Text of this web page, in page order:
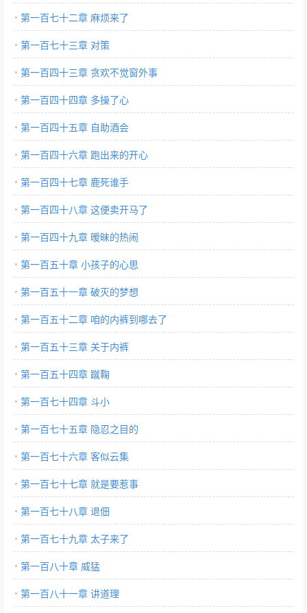
第一百七十二章 麻烦来了
第一百七十三章 对策
第一百四十三章 贪欢不觉窗外事
第一百四十四章 多操了心
第一百四十五章 自助酒会
第一百四十六章 跑出来的开心
第一百四十七章 鹿死谁手
第一百四十八章 这便卖开马了
第一百四十九章 暧昧的热闹
第一百五十章 小孩子的心思
第一百五十一章 破灭的梦想
第一百五十二章 咱的内裤到哪去了
第一百五十三章 关于内裤
第一百五十四章 蹴鞠
第一百七十四章 斗小
第一百七十五章 隐忍之目的
第一百七十六章 客似云集
第一百七十七章 就是要惹事
第一百七十八章 退佃
第一百七十九章 太子来了
第一百八十章 威猛
第一百八十一章 讲道理